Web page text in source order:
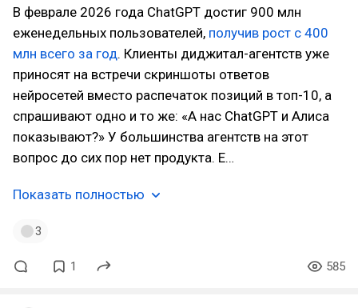
В феврале 2026 года ChatGPT достиг 900 млн
еженедельных пользователей, получив рост с 400
млн всего за год. Клиенты диджитал-агентств уже
приносят на встречи скриншоты ответов
нейросетей вместо распечаток позиций в топ-10, а
спрашивают одно и то же: «А нас ChatGPT и Алиса
показывают?» У большинства агентств на этот
вопрос до сих пор нет продукта. Е…
Показать полностью
3
1 585